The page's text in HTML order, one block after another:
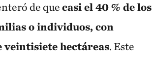
de quecasi el 40 % de los
o individuos, con
veintisiete hectáreas. Este